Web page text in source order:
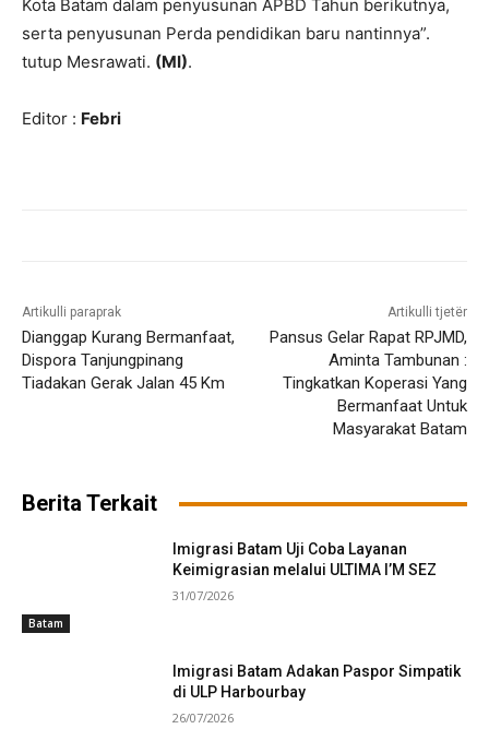
Kota Batam dalam penyusunan APBD Tahun berikutnya,
serta penyusunan Perda pendidikan baru nantinnya”.
tutup Mesrawati. (MI).
Editor : Febri
Artikulli paraprak
Dianggap Kurang Bermanfaat,
Dispora Tanjungpinang
Tiadakan Gerak Jalan 45 Km
Artikulli tjetër
Pansus Gelar Rapat RPJMD,
Aminta Tambunan :
Tingkatkan Koperasi Yang
Bermanfaat Untuk
Masyarakat Batam
Berita Terkait
Batam
Imigrasi Batam Uji Coba Layanan
Keimigrasian melalui ULTIMA I’M SEZ
31/07/2026
Imigrasi Batam Adakan Paspor Simpatik
di ULP Harbourbay
26/07/2026